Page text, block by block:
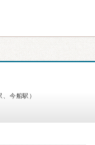
今船駅）